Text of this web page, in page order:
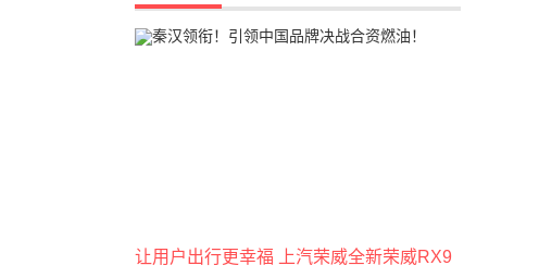
让用户出行更幸福 上汽荣威全新荣威RX9